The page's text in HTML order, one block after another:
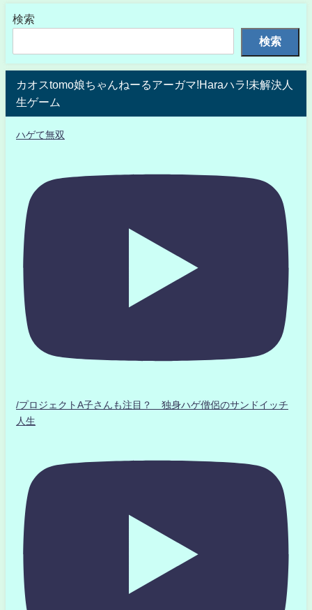
検索
検索
カオスtomo娘ちゃんねーるアーガマ!Haraハラ!未解決人
生ゲーム
ハゲて無双
/プロジェクトA子さんも注目？ 独身ハゲ僧侶のサンドイッチ
人生